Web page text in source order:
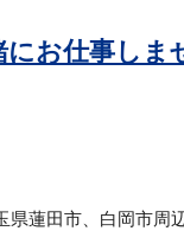
お仕事し
県蓮田市、白岡市周